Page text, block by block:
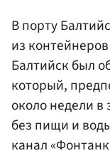
В порту
из
Балтийск был
который,
около недели
без пищи и
канал